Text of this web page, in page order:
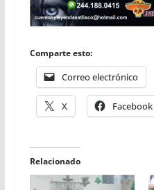
Comparte esto:
Correo electrónico
X Facebook
Relacionado